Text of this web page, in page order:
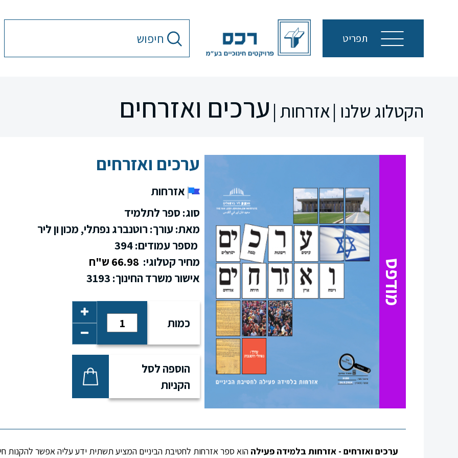
תפריט
הקטלוג שלנו |אזרחות | ערכים ואזרחים
מודפס
ערכים ואזרחים
אזרחות
סוג: ספר לתלמיד
מאת: עורך: רוטנברג נפתלי, מכון ון ליר
מספר עמודים: 394
מחיר קטלוגי: 66.98 ש"ח
אישור משרד החינוך: 3193
כמות
הוספה לסל
הקניות
ערכים ואזרחים - אזרחות בלמידה פעילה הוא ספר אזרחות לחטיבת הביניים המציע תשתית ידע עליה אפשר להקנות